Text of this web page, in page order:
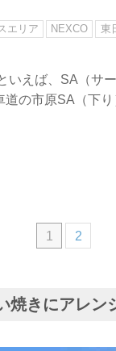
エリア NEXCO 東
いえば、SA（サ
の市原SA（下
1 2
焼きにアレン